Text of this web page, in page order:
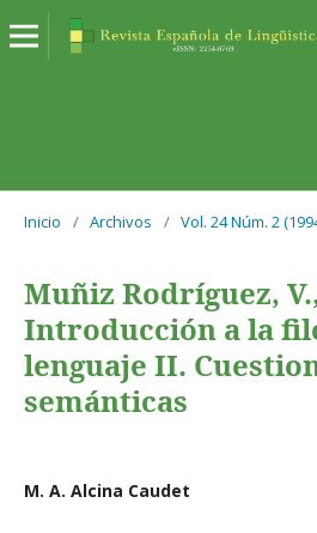
Inicio / Archivos / Vol. 24 Núm. 2
Muñiz Rodríguez,
Introducción a la
lenguaje II.
semánticas
M. A. Alcina Caudet